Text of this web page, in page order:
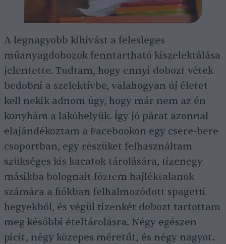
A legnagyobb kihívást a felesleges
műanyagdobozok fenntartható kiszelektálása
jelentette. Tudtam, hogy ennyi dobozt vétek
bedobni a szelektívbe, valahogyan új életet
kell nekik adnom úgy, hogy már nem az én
konyhám a lakóhelyük. Így jó párat azonnal
elajándékoztam a Facebookon egy csere-bere
csoportban, egy részüket felhasználtam
szükséges kis kacatok tárolására, tizenegy
másikba bolognait főztem hajléktalanok
számára a fiókban felhalmozódott spagetti
hegyekből, és végül tizenkét dobozt tartottam
meg későbbi ételtárolásra. Négy egészen
picit, négy közepes méretűt, és négy nagyot.